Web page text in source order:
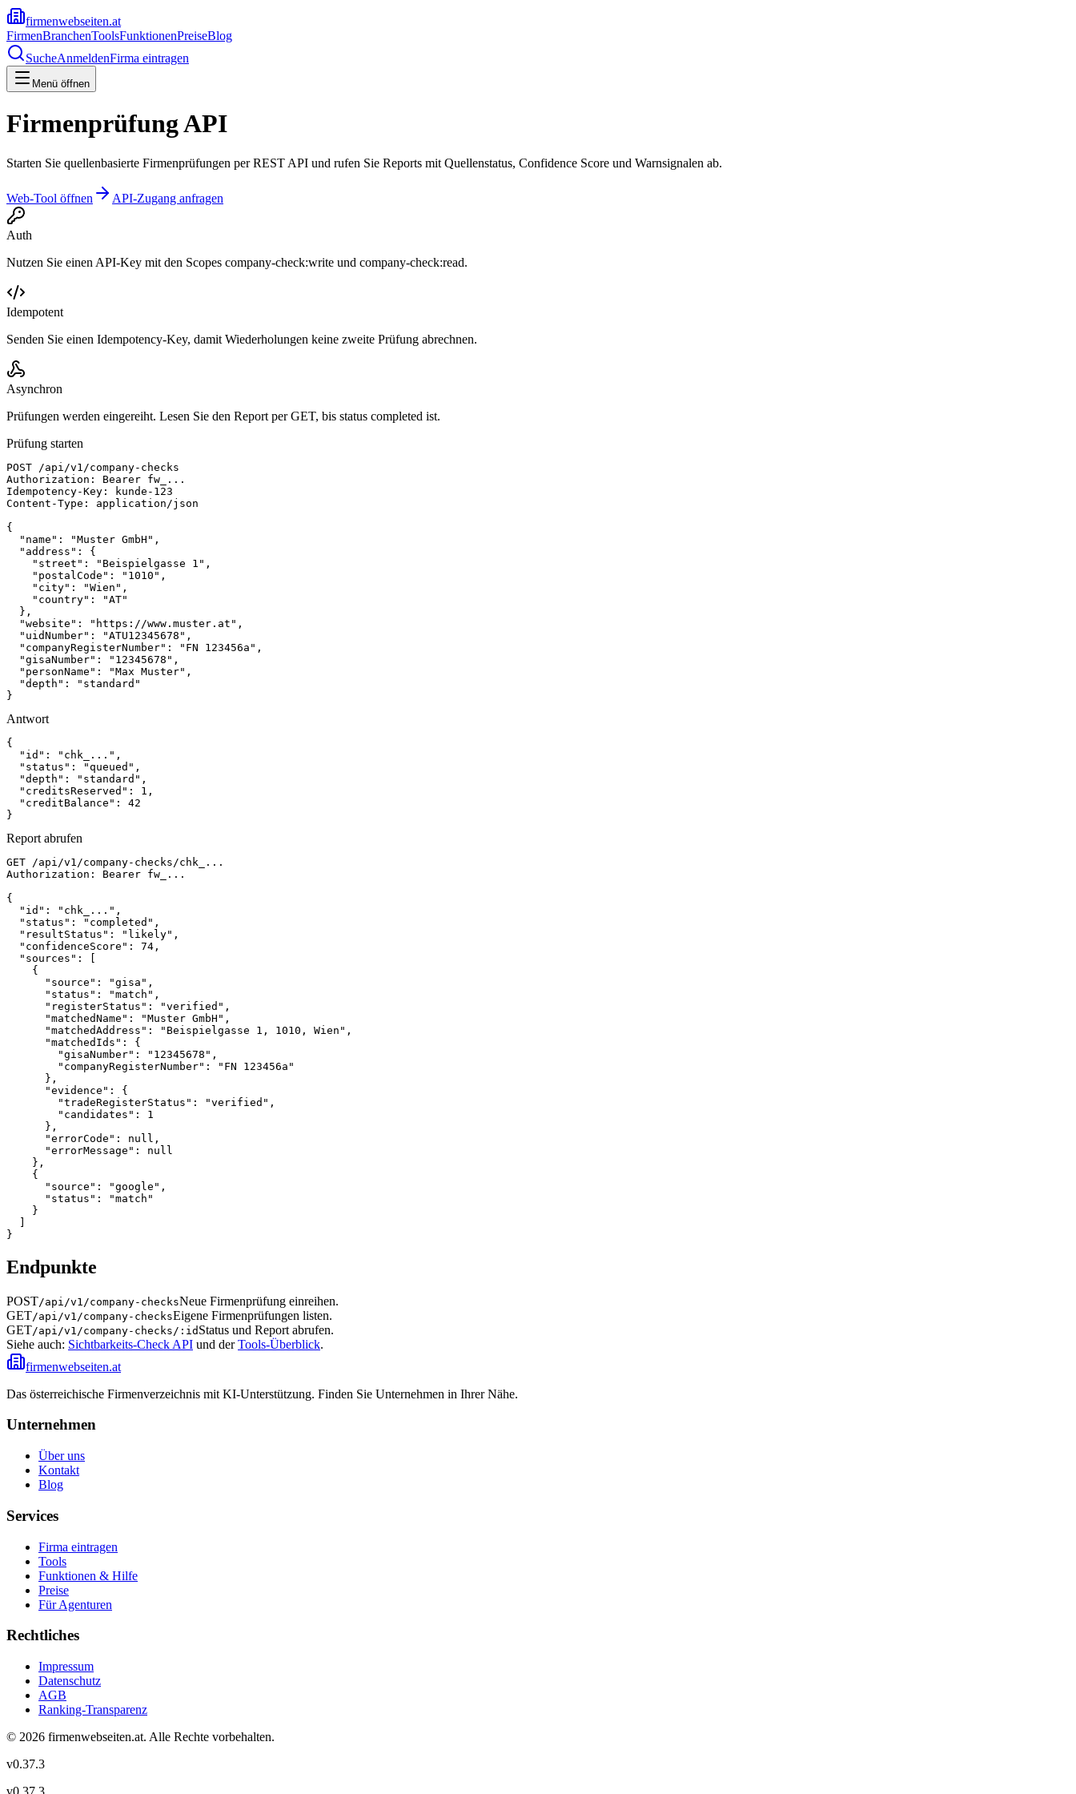
firmenwebseiten.at
FirmenBranchenToolsFunktionenPreiseBlog
SucheAnmeldenFirma eintragen
Menü öffnen
Firmenprüfung API
Starten Sie quellenbasierte Firmenprüfungen per REST API und rufen Sie Reports mit Quellenstatus, Confidence Score und Warnsignalen ab.
Web-Tool öffnen API-Zugang anfragen
Auth
Nutzen Sie einen API-Key mit den Scopes company-check:write und company-check:read.
Idempotent
Senden Sie einen Idempotency-Key, damit Wiederholungen keine zweite Prüfung abrechnen.
Asynchron
Prüfungen werden eingereiht. Lesen Sie den Report per GET, bis status completed ist.
Prüfung starten
POST /api/v1/company-checks
Authorization: Bearer fw_...
Idempotency-Key: kunde-123
Content-Type: application/json
{
  "name": "Muster GmbH",
  "address": {
    "street": "Beispielgasse 1",
    "postalCode": "1010",
    "city": "Wien",
    "country": "AT"
  },
  "website": "https://www.muster.at",
  "uidNumber": "ATU12345678",
  "companyRegisterNumber": "FN 123456a",
  "gisaNumber": "12345678",
  "personName": "Max Muster",
  "depth": "standard"
}
Antwort
{
  "id": "chk_...",
  "status": "queued",
  "depth": "standard",
  "creditsReserved": 1,
  "creditBalance": 42
}
Report abrufen
GET /api/v1/company-checks/chk_...
Authorization: Bearer fw_...
{
  "id": "chk_...",
  "status": "completed",
  "resultStatus": "likely",
  "confidenceScore": 74,
  "sources": [
    {
      "source": "gisa",
      "status": "match",
      "registerStatus": "verified",
      "matchedName": "Muster GmbH",
      "matchedAddress": "Beispielgasse 1, 1010, Wien",
      "matchedIds": {
        "gisaNumber": "12345678",
        "companyRegisterNumber": "FN 123456a"
      },
      "evidence": {
        "tradeRegisterStatus": "verified",
        "candidates": 1
      },
      "errorCode": null,
      "errorMessage": null
    },
    {
      "source": "google",
      "status": "match"
    }
}
Endpunkte
POST/api/v1/company-checksNeue Firmenprüfung einreihen.
GET/api/v1/company-checksEigene Firmenprüfungen listen.
GET/api/v1/company-checks/:id Status und Report abrufen.
Siehe auch: Sichtbarkeits-Check API und der Tools-Überblick.
firmenwebseiten.at
Das österreichische Firmenverzeichnis mit KI-Unterstützung. Finden Sie Unternehmen in Ihrer Nähe.
Unternehmen
Über uns
Kontakt
Blog
Services
Firma eintragen
Tools
Funktionen & Hilfe
Preise
Für Agenturen
Rechtliches
Impressum
Datenschutz
AGB
Ranking-Transparenz
© 2026 firmenwebseiten.at. Alle Rechte vorbehalten.
v0.37.3
v0.37.3